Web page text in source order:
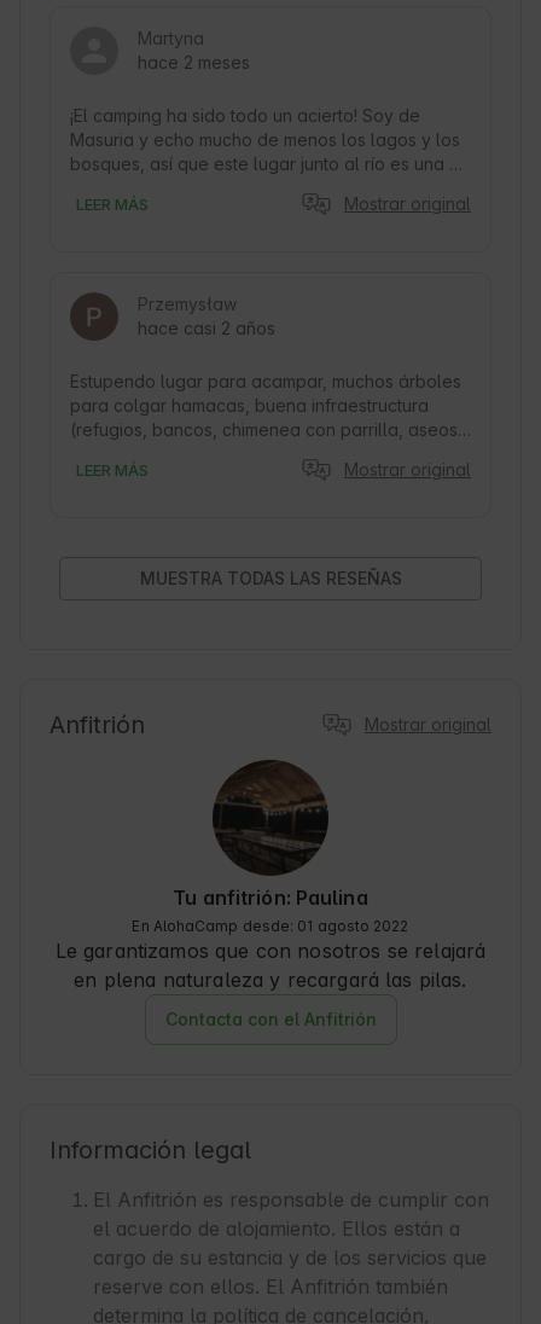
Martyna
hace 2 meses
¡El camping ha sido todo un acierto! Soy de
Masuria y echo mucho de menos los lagos y los
bosques, así que este lugar junto al río es una
espacio, tres zonas para hacer fogatas (con
en temporada alta puede haber mucha gente y
entonces hacer cola puede resultar un poco
grandes de piragüistas que utilizan los aseos,
por desgracia, no siempre respetan las normas
básicas de higiene, por lo que vendrían bien más
perfecto.
LEER MÁS Mostrar original
Przemysław
hace casi 2 años
Estupendo lugar para acampar, muchos árboles
para colgar hamacas, buena infraestructura
(refugios, bancos, chimenea con parrilla, aseos,
amables y sin problemas. Posibilidad de alquilar
visitarlo😀! ¡Saludos desde Cracovia!
LEER MÁS Mostrar original
MUESTRA TODAS LAS RESEÑAS
Anfitrión Mostrar original
Tu anfitrión: Paulina
En AlohaCamp desde: 01 agosto 2022
Le garantizamos que con nosotros se relajará
en plena naturaleza y recargará las pilas.
Contacta con el Anfitrión
Información legal
El Anfitrión es responsable de cumplir con
el acuerdo de alojamiento. Ellos están a
cargo de su estancia y de los servicios que
reserve con ellos. El Anfitrión también
determina la política de cancelación,